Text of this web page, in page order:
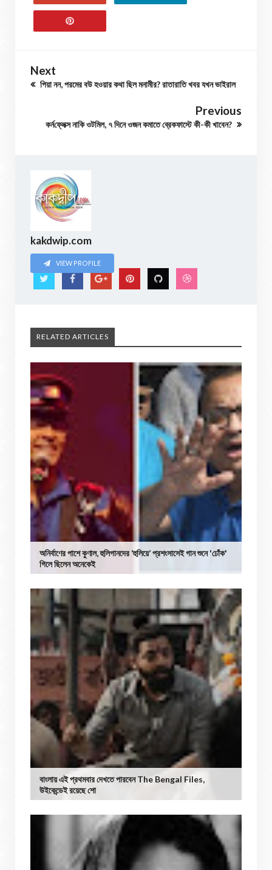
Next
পিয়া নন, পরমের বউ হওয়ার কথা ছিল মনামীর? রাতারাতি খবর যখন ভাইরাল
Previous
কর্ন‌ফ্লেক্স নাকি ওটমিল, ৭ দিনে ওজন কমাতে ব্রেকফাস্টে কী-কী খাবেন?
kakdwip.com
VIEW PROFILE
RELATED ARTICLES
অনির্বাণের পাশে কুণাল, হুলিগানদের ‘হুলিয়ে’ প্রশংসাসেই গান শুনে 'ঢোঁক'
গিলে ছিলেন অনেকেই
বাংলায় এই প্রথমবার দেখতে পারবেন The Bengal Files,
উইকেন্ডেই রয়েছে শো